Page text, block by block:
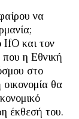
να
IfO και τον
η Εθνική
στο
οικονομία θα
έκθεσή του.